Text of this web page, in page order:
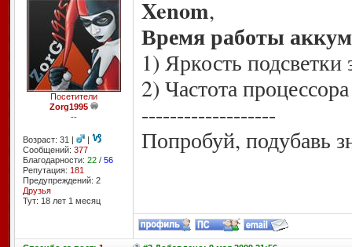
Посетители
Zorg1995
--
Возраст: 31 |
|
Сообщений: 377
Благодарности: 22/ 56
Репутация: 181
Предупреждений: 2
Друзья
Тут: 18 лет 1 месяц
Xenom,
Время работы
1) Яркость подсветки
2) Частота процессора
-------------------
Попробуй, подубавь